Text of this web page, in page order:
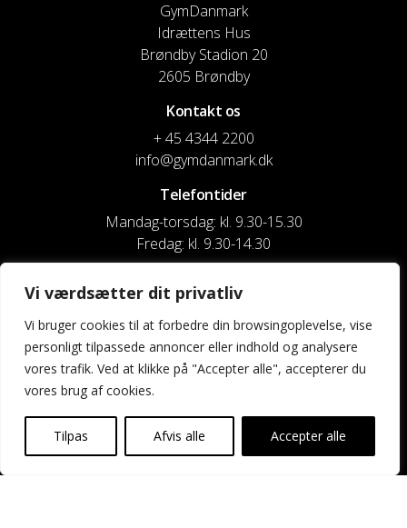
Vi værdsætter dit privatliv
Vi bruger cookies til at forbedre din browsingoplevelse, vise
personligt tilpassede annoncer eller indhold og analysere
vores trafik. Ved at klikke på "Accepter alle", accepterer du
vores brug af cookies.
Tilpas Afvis alle Accepter alle
GymDanmark
Idrættens Hus
Brøndby Stadion 20
2605 Brøndby
Kontakt os
+ 45 4344 2200
info@gymdanmark.dk
Telefontider
Mandag-torsdag: kl. 9.30-15.30
Fredag: kl. 9.30-14.30
CVR nr. 20916818
Reg. & Kontonr.: 4180 3119119022
Privatlivspolitik og cookies
Kontakt os
Kalender